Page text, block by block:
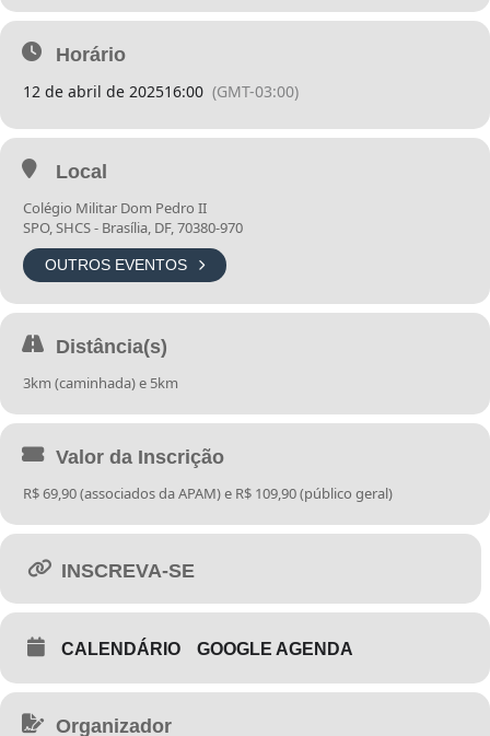
O KIT SERÁ ENTREGUE NO DIA 11 DE ABRIL NA UNIDADE DO
DIA 12 DE ABRIL DAS 10H AS 15:30HS. NÃO HEVARÁ ENTREGA DE KIT
Horário
12 de abril de 202516:00 (GMT-03:00)
Local
Colégio Militar Dom Pedro II
SPO, SHCS - Brasília, DF, 70380-970
OUTROS EVENTOS
Distância(s)
3km (caminhada) e 5km
Valor da Inscrição
R$ 69,90 (associados da APAM) e R$ 109,90 (público geral)
INSCREVA-SE
CALENDÁRIO GOOGLE AGENDA
Organizador